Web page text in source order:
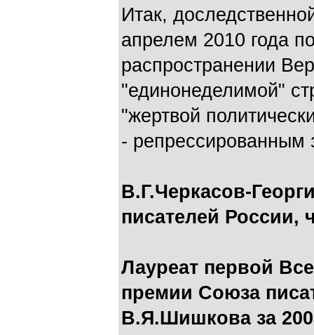
Итак,
апрелем 2010 года
распространении
"единонеделимой"
"жертвой
- репрессированным
В.Г.Черкасов-
писателей России,
Лауреат первой
премии Союза
В.Я.Шишкова за